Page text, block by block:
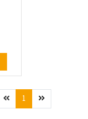
Précédent
1 (current)Suivant